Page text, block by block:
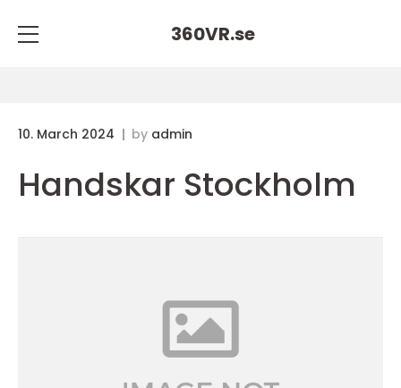
360VR.se
10. March 2024 by admin
Handskar Stockholm